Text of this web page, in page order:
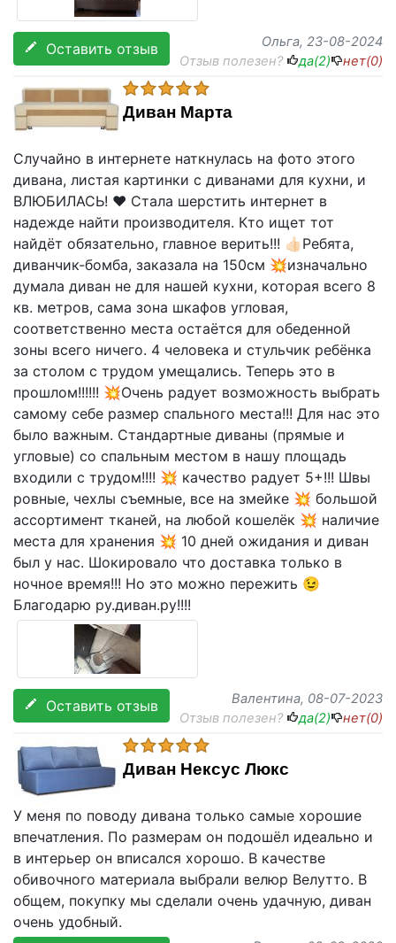
Оставить отзыв Ольга, 23-08-2024
Отзыв полезен?
да(2) нет(0)
Диван Марта
Случайно в интернете наткнулась на фото этого
дивана, листая картинки с диванами для кухни, и
ВЛЮБИЛАСЬ! ❤️ Стала шерстить интернет в
надежде найти производителя. Кто ищет тот
найдёт обязательно, главное верить!!! 👍🏻Ребята,
диванчик-бомба, заказала на 150см 💥изначально
думала диван не для нашей кухни, которая всего 8
кв. метров, сама зона шкафов угловая,
соответственно места остаётся для обеденной
зоны всего ничего. 4 человека и стульчик ребёнка
за столом с трудом умещались. Теперь это в
прошлом!!!!!! 💥Очень радует возможность выбрать
самому себе размер спального места!!! Для нас это
было важным. Стандартные диваны (прямые и
угловые) со спальным местом в нашу площадь
входили с трудом!!!! 💥 качество радует 5+!!! Швы
ровные, чехлы съемные, все на змейке 💥 большой
ассортимент тканей, на любой кошелёк 💥 наличие
места для хранения 💥 10 дней ожидания и диван
был у нас. Шокировало что доставка только в
ночное время!!! Но это можно пережить 😉
Благодарю ру.диван.ру!!!!
Оставить отзыв Валентина, 08-07-2023
Отзыв полезен?
да(2) нет(0)
Диван Нексус Люкс
У меня по поводу дивана только самые хорошие
впечатления. По размерам он подошёл идеально и
в интерьер он вписался хорошо. В качестве
обивочного материала выбрали велюр Велутто. В
общем, покупку мы сделали очень удачную, диван
очень удобный.